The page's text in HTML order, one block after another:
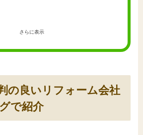
さらに表示
の良いリフォーム会社
で紹介